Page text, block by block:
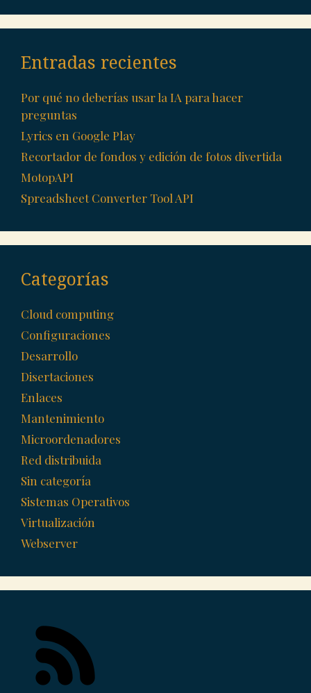
Entradas recientes
Por qué no deberías usar la IA para hacer
preguntas
Lyrics en Google Play
Recortador de fondos y edición de fotos divertida
MotopAPI
Spreadsheet Converter Tool API
Categorías
Cloud computing
Configuraciones
Desarrollo
Disertaciones
Enlaces
Mantenimiento
Microordenadores
Red distribuida
Sin categoría
Sistemas Operativos
Virtualización
Webserver